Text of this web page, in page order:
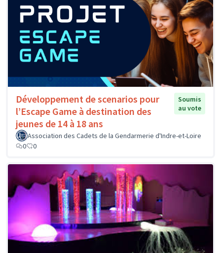
Développement de scenarios pour
l’Escape Game à destination des
jeunes de 14 à 18 ans
Soumis
au vote
Association des Cadets de la Gendarmerie d'Indre-et-Loire
0
0